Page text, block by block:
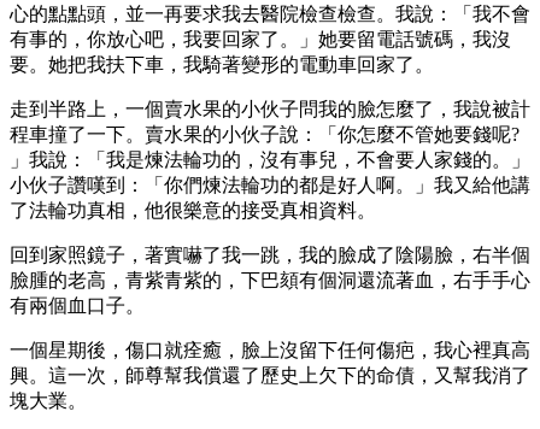
心的點點頭，並一再要求我去醫院檢查檢查。我說：「我不會
有事的，你放心吧，我要回家了。」她要留電話號碼，我沒
要。她把我扶下車，我騎著變形的電動車回家了。
走到半路上，一個賣水果的小伙子問我的臉怎麼了，我說被計
程車撞了一下。賣水果的小伙子說：「你怎麼不管她要錢呢?
」我說：「我是煉法輪功的，沒有事兒，不會要人家錢的。」
小伙子讚嘆到：「你們煉法輪功的都是好人啊。」我又給他講
了法輪功真相，他很樂意的接受真相資料。
回到家照鏡子，著實嚇了我一跳，我的臉成了陰陽臉，右半個
臉腫的老高，青紫青紫的，下巴頦有個洞還流著血，右手手心
有兩個血口子。
一個星期後，傷口就痊癒，臉上沒留下任何傷疤，我心裡真高
興。這一次，師尊幫我償還了歷史上欠下的命債，又幫我消了
塊大業。